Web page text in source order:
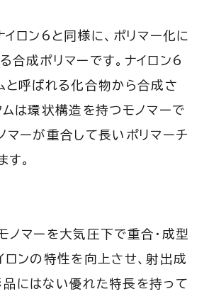
イロン6と同様に、ポリマー化に
合成ポリマーです。ナイロン6
と呼ばれる化合物から合成さ
ムは環状構造を持つモノマーで
マーが重合して長いポリマーチ
す。
ノマーを大気圧下で重合・成型
ロンの特性を向上させ、射出成
にはない優れた特長を持って